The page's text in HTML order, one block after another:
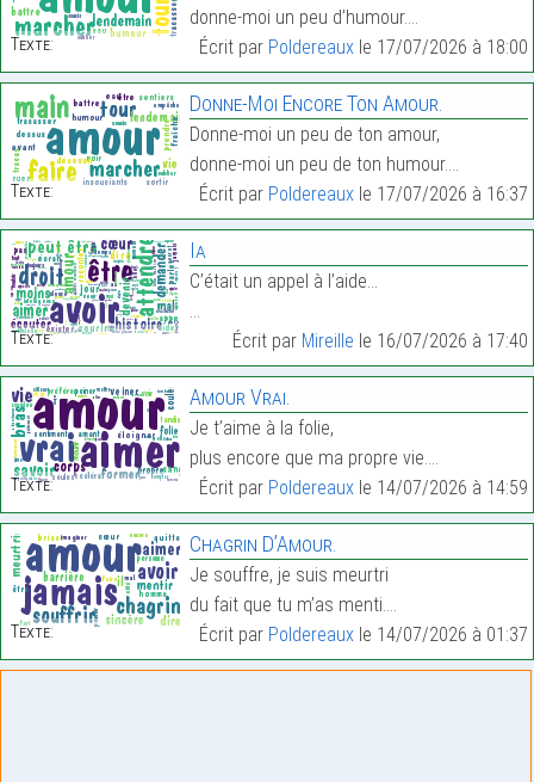
Texte:
donne-moi un peu d’humour.…
Écrit par Poldereauxle 17/07/2026 à 18:00
Texte:
Donne-Moi Encore Ton Amour.
Donne-moi un peu de ton amour,
donne-moi un peu de ton humour.…
Écrit par Poldereauxle 17/07/2026 à 16:37
Texte:
Ia
C’était un appel à l’aide…
…
Écrit par Mireille le 16/07/2026 à 17:40
Texte:
Amour Vrai.
Je t’aime à la folie,
plus encore que ma propre vie.…
Écrit par Poldereauxle 14/07/2026 à 14:59
Texte:
Chagrin D’Amour.
Je souffre, je suis meurtri
du fait que tu m’as menti.…
Écrit par Poldereauxle 14/07/2026 à 01:37